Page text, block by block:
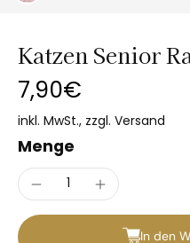
Katzen Senior
7,90€
inkl. MwSt., zzgl. Versand
Menge
In den